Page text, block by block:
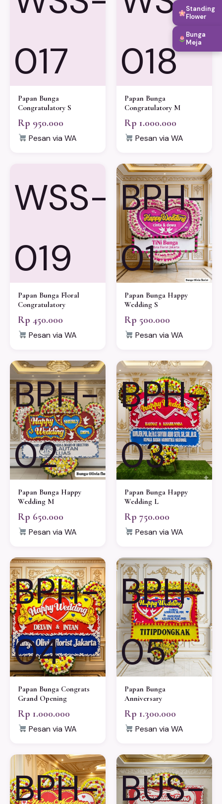
017
Papan Bunga
Congratulatory S
Rp 950.000
Pesan via WA
018
Papan Bunga
Congratulatory M
Rp 1.000.000
Pesan via WA
WSS-
019
Papan Bunga Floral
Congratulatory
Rp 450.000
Pesan via WA
BPH-
01
Papan Bunga Happy
Wedding S
Rp 500.000
Pesan via WA
BPH-
02
Papan Bunga Happy
Wedding M
Rp 650.000
Pesan via WA
BPH-
03
Papan Bunga Happy
Wedding L
Rp 750.000
Pesan via WA
BPH-
04
Papan Bunga Congrats
Grand Opening
Rp 1.000.000
Pesan via WA
BPH-
05
Papan Bunga
Anniversary
Rp 1.300.000
Pesan via WA
BPH- BUS-
Standing
Flower
Bunga
Meja